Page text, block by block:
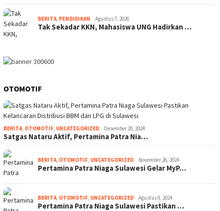
BERITA PENDIDIKAN Agustus 7, 2026
Tak Sekadar KKN, Mahasiswa UNG Hadirkan …
OTOMOTIF
BERITA OTOMOTIF UNCATEGORIZED Desember 20, 2024
Satgas Nataru Aktif, Pertamina Patra Nia…
BERITA OTOMOTIF UNCATEGORIZED November 26, 2024
Pertamina Patra Niaga Sulawesi Gelar MyP…
BERITA OTOMOTIF UNCATEGORIZED Agustus 9, 2024
Pertamina Patra Niaga Sulawesi Pastikan …